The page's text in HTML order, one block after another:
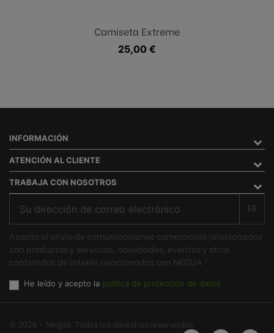
Camiseta Extreme
Precio
25,00 €
INFORMACIÓN
ATENCIÓN AL CLIENTE
TRABAJA CON NOSOTROS
Acepto el envío de comunicaciones comerciales relacionados
con productos y servicios, novedades, eventos y otros
contenidos de interés relacionados con NEGUA ®
He leído y acepto la política de protección de datos
© 2026 - Negua. Todos los derechos reservados.